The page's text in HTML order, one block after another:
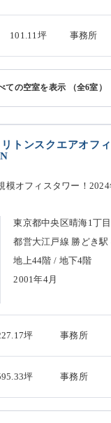
101.11坪 事務所
（全6室）
トンスクエアオフ
模オフィスタワー！
東京都中央区晴海1丁
都営大江戸線 勝どき駅
地上44階 / 地下4階
2001年4月
坪 事務所
坪 事務所